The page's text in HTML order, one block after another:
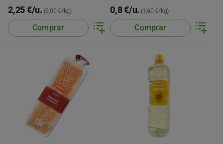
2,25 €/u. (9,00 €/kg)
Comprar
0,8 €/u. (1,60 €/kg)
Comprar